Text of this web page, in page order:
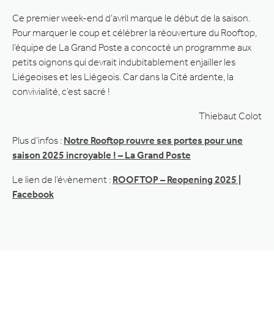
Ce premier week-end d’avril marque le début de la saison.
Pour marquer le coup et célébrer la réouverture du Rooftop,
l’équipe de La Grand Poste a concocté un programme aux
petits oignons qui devrait indubitablement enjailler les
Liégeoises et les Liégeois. Car dans la Cité ardente, la
convivialité, c’est sacré !
Thiebaut Colot
Plus d’infos : Notre Rooftop rouvre ses portes pour une
saison 2025 incroyable ! – La Grand Poste
Le lien de l’évènement : ROOFTOP – Reopening 2025 |
Facebook